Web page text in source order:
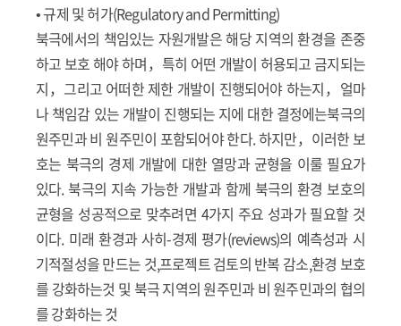
• 규제 및 허가(Regulatory and Permitting)
북극에서의 책임있는 자원개발은 해당 지역의 환경을 존중
하고 보호 해야 하며，특히 어떤 개발이 허용되고 금지되는
지，그리고 어떠한 제한 개발이 진행되어야 하는지，얼마
나 책임감 있는 개발이 진행되는 지에 대한 결정에는북극의
원주민과 비 원주민이 포함되어야 한다. 하지만，이러한 보
호는 북극의 경제 개발에 대한 열망과 균형을 이룰 필요가
있다. 북극의 지속 가능한 개발과 함께 북극의 환경 보호의
균형을 성공적으로 맞추려면 4가지 주요 성과가 필요할 것
이다. 미래 환경과 사히-경제 평가(reviews)의 예측성과 시
기적절성을 만드는 것,프로젝트 검토의 반복 감소,환경 보호
를 강화하는것 및 북극 지역의 원주민과 비 원주민과의 협의
를 강화하는 것